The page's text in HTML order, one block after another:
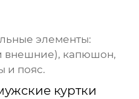
элементы:
внешние), капюшон,
и пояс.
куртки